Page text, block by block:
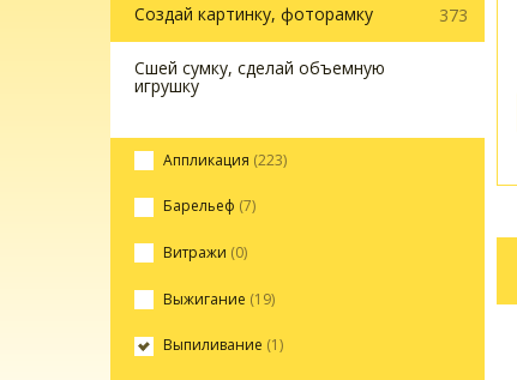
Создай картинку, фоторамку 373
Сшей сумку, сделай объемную
игрушку
Аппликация (223)
Барельеф (7)
Витражи (0)
Выжигание (19)
Выпиливание (1)